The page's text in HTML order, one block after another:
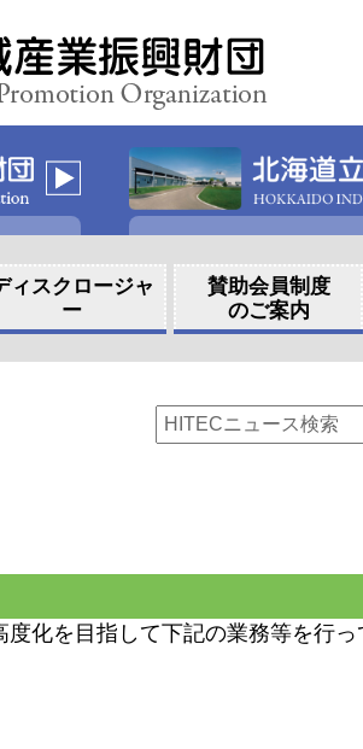
ィスクロージャ
ー
賛助会員制度
のご案内
化を目指して下記の業務等を行っ